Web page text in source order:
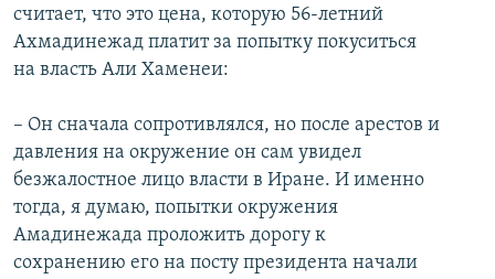
считает, что это цена, которую 56-летний
Ахмадинежад платит за попытку покуситься
на власть Али Хаменеи:
– Он сначала сопротивлялся, но после арестов и
давления на окружение он сам увидел
безжалостное лицо власти в Иране. И именно
тогда, я думаю, попытки окружения
Амадинежада проложить дорогу к
сохранению его на посту президента начали